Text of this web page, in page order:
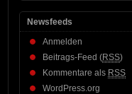
Newsfeeds
Anmelden
Beitrags-Feed (RSS)
Kommentare als RSS
WordPress.org